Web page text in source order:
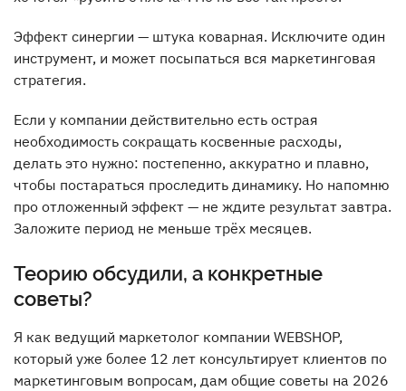
Эффект синергии — штука коварная. Исключите один
инструмент, и может посыпаться вся маркетинговая
стратегия.
Если у компании действительно есть острая
необходимость сокращать косвенные расходы,
делать это нужно: постепенно, аккуратно и плавно,
чтобы постараться проследить динамику. Но напомню
про отложенный эффект — не ждите результат завтра.
Заложите период не меньше трёх месяцев.
Теорию обсудили, а конкретные
советы?
Я как ведущий маркетолог компании WEBSHOP,
который уже более 12 лет консультирует клиентов по
маркетинговым вопросам, дам общие советы на 2026